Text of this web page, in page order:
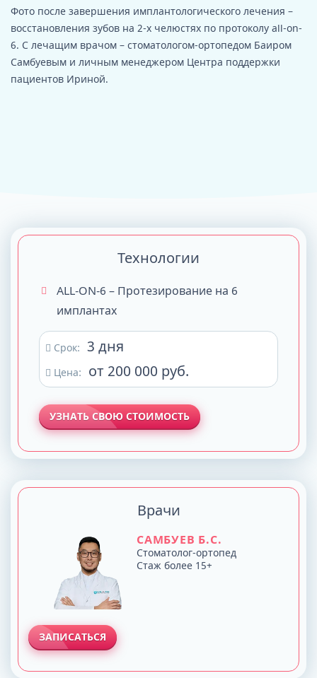
Фото после завершения имплантологического лечения –
восстановления зубов на 2-х челюстях по протоколу all-on-
6. С лечащим врачом – стоматологом-ортопедом Баиром
Самбуевым и личным менеджером Центра поддержки
пациентов Ириной.
Технологии
ALL-ON-6 – Протезирование на 6
имплантах
Срок: 3 дня
Цена: от 200 000 руб.
УЗНАТЬ СВОЮ СТОИМОСТЬ
Врачи
САМБУЕВ Б.С.
Стоматолог-ортопед
Стаж более 15+
ЗАПИСАТЬСЯ